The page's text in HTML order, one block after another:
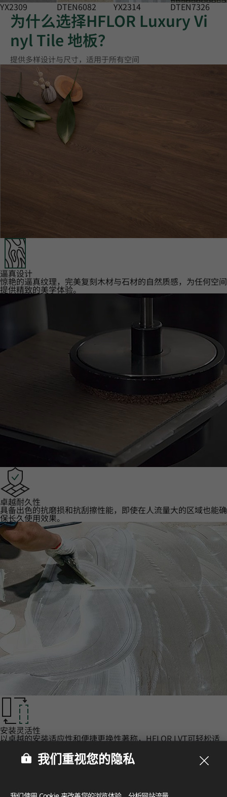
YX2309 DTEN6082 YX2314 DTEN7326
为什么选择HFLOR Luxury Vi
nyl Tile 地板？
提供多样设计与尺寸，适用于所有空间
逼真设计‌
惊艳的逼真纹理，完美复刻木材与石材的自然质感，为任何空间
提供精致的美学体验。
卓越耐久性‌
具备出色的抗磨损和抗刮擦性能，即使在人流量大的区域也能确
保长久使用效果。
安装灵活性‌
以卓越的安装适应性和便捷更换性著称，HFLOR LVT可轻松适
认证‌我们重视您的隐私